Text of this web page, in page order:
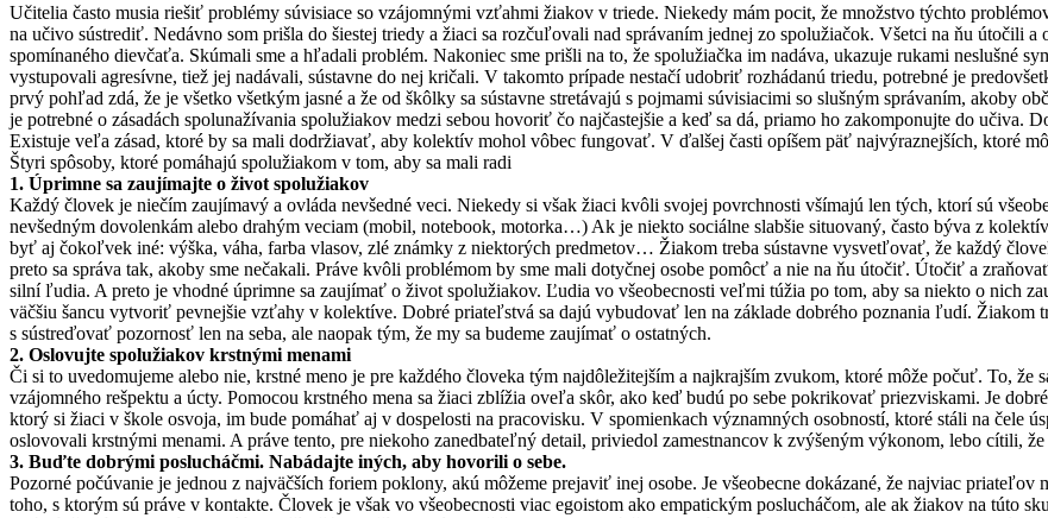
Učitelia často musia riešiť problémy súvisiace so vzájomnými vzťahmi žiakov v triede. Niekedy mám pocit, že množstvo týchto
na učivo sústrediť. Nedávno som prišla do šiestej triedy a žiaci sa rozčuľovali nad správaním jednej zo spolužiačok. Všetci na ňu
spomínaného dievčaťa. Skúmali sme a hľadali problém. Nakoniec sme prišli na to, že spolužiačka im nadáva, ukazuje rukami neslušné
vystupovali agresívne, tiež jej nadávali, sústavne do nej kričali. V takomto prípade nestačí udobriť rozhádanú triedu, potrebné je
prvý pohľad zdá, že je všetko všetkým jasné a že od škôlky sa sústavne stretávajú s pojmami súvisiacimi so slušným správaním, akoby
je potrebné o zásadách spolunažívania spolužiakov medzi sebou hovoriť čo najčastejšie a keď sa dá, priamo ho zakomponujte do učiva.
Existuje veľa zásad, ktoré by sa mali dodržiavať, aby kolektív mohol vôbec fungovať. V ďalšej časti opíšem päť najvýraznejších, ktoré
Štyri spôsoby, ktoré pomáhajú spolužiakom v tom, aby sa mali radi
1. Úprimne sa zaujímajte o život spolužiakov
Každý človek je niečím zaujímavý a ovláda nevšedné veci. Niekedy si však žiaci kvôli svojej povrchnosti všímajú len tých, ktorí sú
nevšedným dovolenkám alebo drahým veciam (mobil, notebook, motorka…) Ak je niekto sociálne slabšie situovaný, často býva z
byť aj čokoľvek iné: výška, váha, farba vlasov, zlé známky z niektorých predmetov… Žiakom treba sústavne vysvetľovať, že každý
preto sa správa tak, akoby sme nečakali. Práve kvôli problémom by sme mali dotyčnej osobe pomôcť a nie na ňu útočiť. Útočiť a
silní ľudia. A preto je vhodné úprimne sa zaujímať o život spolužiakov. Ľudia vo všeobecnosti veľmi túžia po tom, aby sa niekto o nich
väčšiu šancu vytvoriť pevnejšie vzťahy v kolektíve. Dobré priateľstvá sa dajú vybudovať len na základe dobrého poznania ľudí.
s sústreďovať pozornosť len na seba, ale naopak tým, že my sa budeme zaujímať o ostatných.
2. Oslovujte spolužiakov krstnými menami
Či si to uvedomujeme alebo nie, krstné meno je pre každého človeka tým najdôležitejším a najkrajším zvukom, ktoré môže počuť. To,
vzájomného rešpektu a úcty. Pomocou krstného mena sa žiaci zblížia oveľa skôr, ako keď budú po sebe pokrikovať priezviskami. Je
ktorý si žiaci v škole osvoja, im bude pomáhať aj v dospelosti na pracovisku. V spomienkach významných osobností, ktoré stáli na čele
oslovovali krstnými menami. A práve tento, pre niekoho zanedbateľný detail, priviedol zamestnancov k zvýšeným výkonom, lebo cítili,
3. Buďte dobrými poslucháčmi. Nabádajte iných, aby hovorili o sebe.
Pozorné počúvanie je jednou z najväčších foriem poklony, akú môžeme prejaviť inej osobe. Je všeobecne dokázané, že najviac
toho, s ktorým sú práve v kontakte. Človek je však vo všeobecnosti viac egoistom ako empatickým poslucháčom, ale ak žiakov na túto